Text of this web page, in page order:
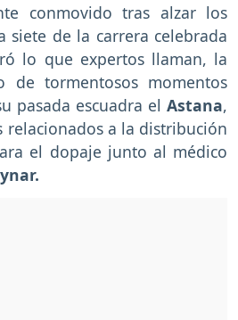
conmovido tras alzar los
siete de la carrera celebrada
lo que expertos llaman, la
de tormentosos momentos
pasada escuadra el Astana,
relacionados a la distribución
el dopaje junto al médico